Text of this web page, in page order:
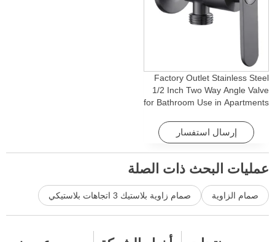
Factory Outlet Stainless Steel
1/2 Inch Two Way Angle Valve
for Bathroom Use in Apartments
إرسال استفسار
عمليات البحث ذات الصلة
صمام الزاوية صمام زاوية بلاستيك 3 اتجاهات بلاستيكي